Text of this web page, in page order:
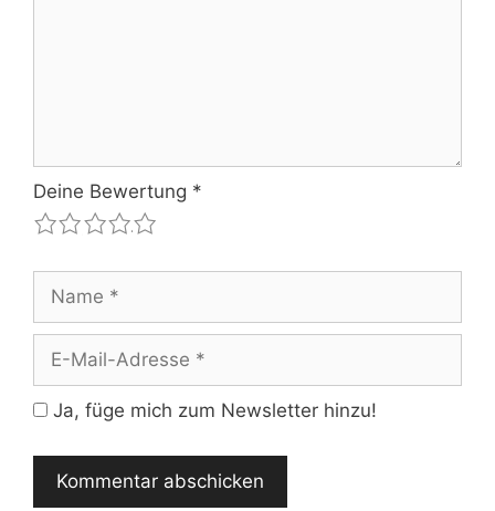
Deine Bewertung *
4
3
2
1
Mail-
Adresse
Ja, füge mich zum Newsletter hinzu!